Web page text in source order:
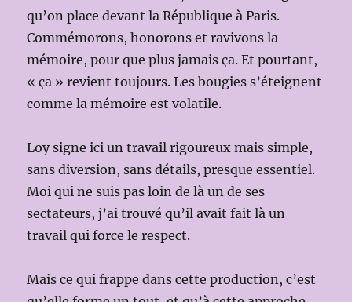
qu’on place devant la République à Paris.
Commémorons, honorons et ravivons la
mémoire, pour que plus jamais ça. Et pourtant,
« ça » revient toujours. Les bougies s’éteignent
comme la mémoire est volatile.
Loy signe ici un travail rigoureux mais simple,
sans diversion, sans détails, presque essentiel.
Moi qui ne suis pas loin de là un de ses
sectateurs, j’ai trouvé qu’il avait fait là un
travail qui force le respect.
Mais ce qui frappe dans cette production, c’est